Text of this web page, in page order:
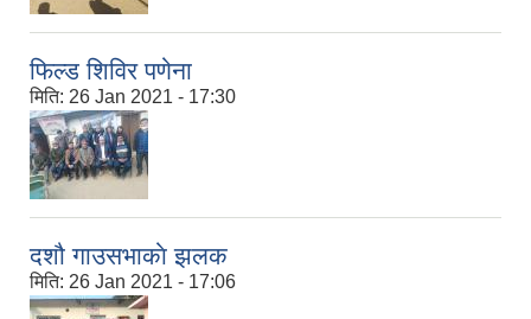
फिल्ड शिविर पणेना
मिति: 26 Jan 2021 - 17:30
दशौ गाउसभाकाे झलक
मिति: 26 Jan 2021 - 17:06